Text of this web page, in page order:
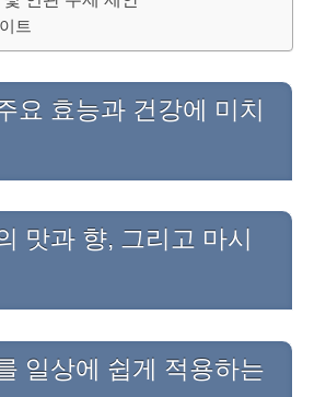
트
요 효능과 건강에 미치
맛과 향, 그리고 마시
일상에 쉽게 적용하는